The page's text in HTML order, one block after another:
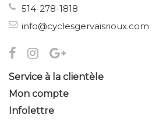
514-278-1818
info@cyclesgervaisrioux.com
Service à la clientèle
Mon compte
Infolettre